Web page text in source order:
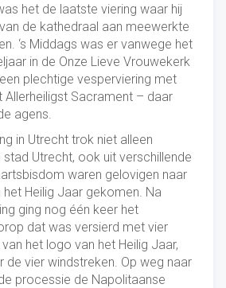
het de laatste viering waar hij
de kathedraal aan meewerkte
‘s Middags was er vanwege het
in de Onze Lieve Vrouwekerk
plechtige vesperviering met
Allerheiligst Sacrament – daar
agens.
in Utrecht trok niet alleen
Utrecht, ook uit verschillende
waren gelovigen naar
Heilig Jaar gekomen. Na
ging nog één keer het
dat was versierd met vier
het logo van het Heilig Jaar,
de vier windstreken. Op weg naar
processie de Napolitaanse